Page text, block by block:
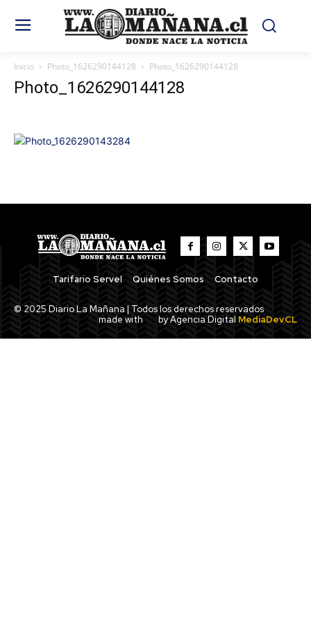
Inicio Photo_1626290144128 Photo_1626290144128
Photo_1626290144128
Tarifario Servel Quiénes Somos Contacto
© 2025 Diario La Mañana | Todos los derechos reservados
made with
by Agencia Digital MediaDev.CL